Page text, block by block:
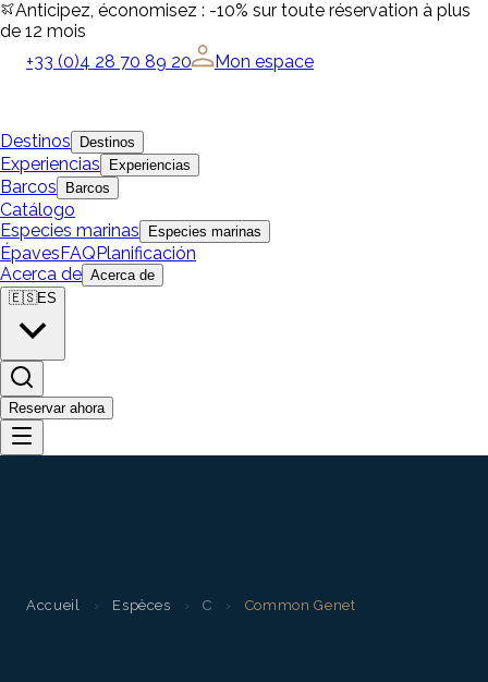
Anticipez, économisez : -10% sur toute réservation à plus
de 12 mois
+33 (0)4 28 70 89 20
Mon espace
Destinos Destinos
Experiencias Experiencias
Barcos Barcos
Catálogo
Especies marinas
Especies marinas
ÉpavesFAQPlanificación
Acerca de Acerca de
🇪🇸ES
Reservar ahora
Accueil › Espèces › C › Common Genet